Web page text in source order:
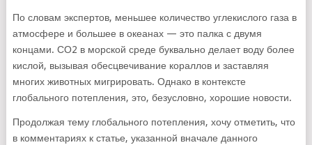
По словам экспертов, меньшее количество углекислого газа в
атмосфере и большее в океанах — это палка с двумя
концами. СО2 в морской среде буквально делает воду более
кислой, вызывая обесцвечивание кораллов и заставляя
многих животных мигрировать. Однако в контексте
глобального потепления, это, безусловно, хорошие новости.
Продолжая тему глобального потепления, хочу отметить, что
в комментариях к статье, указанной вначале данного